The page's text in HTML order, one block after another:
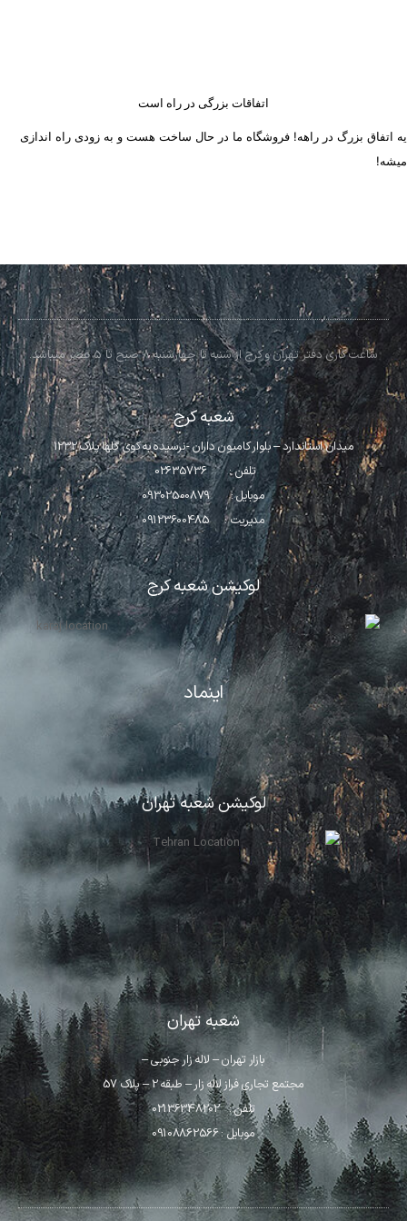
اتفاقات بزرگی در راه است
یه اتفاق بزرگ در راهه! فروشگاه ما در حال ساخت هست و به زودی راه اندازی
میشه!
ساعت کاری دفتر تهران و کرج از شنبه تا چهارشنبه 8 صبح تا 5 عصر میباشد.
شعبه کرج
میدان استاندارد – بلوار کامیون داران -نرسیده به کوی گلها پلاک 1232
تلفن : 02635736
موبایل : 09302500879
مدیریت : 09123600485
لوکیشن شعبه کرج
اینماد
لوکیشن شعبه تهران
شعبه تهران
بازار تهران – لاله زار جنوبی –
مجتمع تجاری فراز لاله زار – طبقه 2 – پلاک 57
تلفن : 02136348202
موبایل : 09108862566
اشتراک گذاری در شبکه های اجتماعی
ارسال به ایمیل
ارسال
تصاویر رسمی